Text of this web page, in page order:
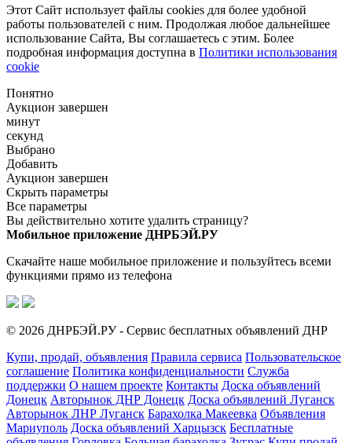
Этот Сайт использует файлы cookies для более удобной
работы пользователей с ним. Продолжая любое дальнейшее
использование Сайта, Вы соглашаетесь с этим. Более
подробная информация доступна в Политики использования
cookie
Понятно
Аукцион завершен
минут
секунд
Выбрано
Добавить
Аукцион завершен
Скрыть параметры
Все параметры
Вы действительно хотите удалить страницу?
Мобильное приложение ДНРБЭЙ.РУ
Скачайте наше мобильное приложение и пользуйтесь всеми
функциями прямо из телефона
© 2026 ДНРБЭЙ.РУ - Сервис бесплатных объявлений ДНР
Купи, продай, объявления Правила сервиса Пользовательское
соглашение Политика конфиденциальности Служба
поддержки О нашем проекте Контакты Доска объявлений
Донецк Авторынок ДНР Донецк Доска объявлений Луганск
Авторынок ЛНР Луганск Барахолка Макеевка Объявления
Мариуполь Доска объявлений Харцызск Бесплатные